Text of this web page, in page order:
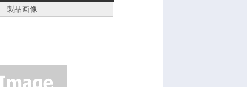
製品画像